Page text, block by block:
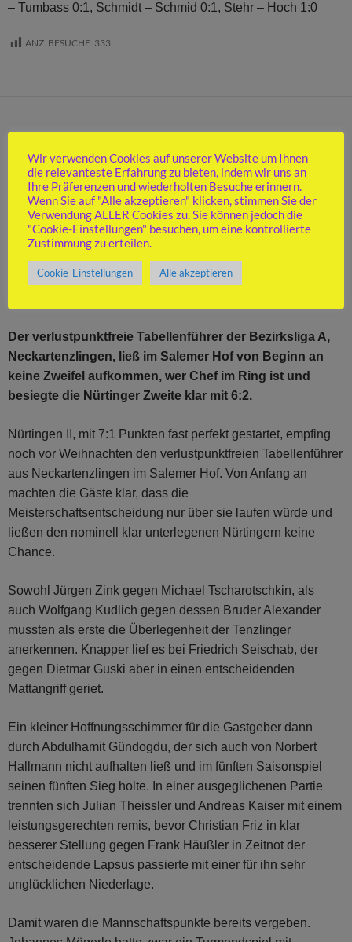
– Tumbass 0:1, Schmidt – Schmid 0:1, Stehr – Hoch 1:0
ANZ. BESUCHE: 333
NÜRTINGEN 2:
NECKARTENZLINGEN
GEWINNT DAS DERBY
SOUVERÄN
24. DEZEMBER 2025 SASCHA MARECK
KOMMENTAR
Der verlustpunktfreie Tabellenführer der Bezirksliga A,
Neckartenzlingen, ließ im Salemer Hof von Beginn an
keine Zweifel aufkommen, wer Chef im Ring ist und
besiegte die Nürtinger Zweite klar mit 6:2.
Nürtingen II, mit 7:1 Punkten fast perfekt gestartet, empfing
noch vor Weihnachten den verlustpunktfreien Tabellenführer
aus Neckartenzlingen im Salemer Hof. Von Anfang an
machten die Gäste klar, dass die
Meisterschaftsentscheidung nur über sie laufen würde und
ließen den nominell klar unterlegenen Nürtingern keine
Chance.
Sowohl Jürgen Zink gegen Michael Tscharotschkin, als
auch Wolfgang Kudlich gegen dessen Bruder Alexander
mussten als erste die Überlegenheit der Tenzlinger
anerkennen. Knapper lief es bei Friedrich Seischab, der
gegen Dietmar Guski aber in einen entscheidenden
Mattangriff geriet.
Ein kleiner Hoffnungsschimmer für die Gastgeber dann
durch Abdulhamit Gündogdu, der sich auch von Norbert
Hallmann nicht aufhalten ließ und im fünften Saisonspiel
seinen fünften Sieg holte. In einer ausgeglichenen Partie
trennten sich Julian Theissler und Andreas Kaiser mit einem
leistungsgerechten remis, bevor Christian Friz in klar
besserer Stellung gegen Frank Häußler in Zeitnot der
entscheidende Lapsus passierte mit einer für ihn sehr
unglücklichen Niederlage.
Damit waren die Mannschaftspunkte bereits vergeben.
Wir verwenden Cookies auf unserer Website um Ihnen
die relevanteste Erfahrung zu bieten, indem wir uns an
Ihre Präferenzen und wiederholten Besuche erinnern.
Wenn Sie auf "Alle akzeptieren" klicken, stimmen Sie der
Verwendung ALLER Cookies zu. Sie können jedoch die
"Cookie-Einstellungen" besuchen, um eine kontrollierte
Zustimmung zu erteilen.
Cookie-Einstellungen Alle akzeptieren